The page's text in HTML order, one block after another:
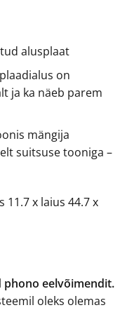
alusplaat
on
ja ka näeb parem
mängija
suitsuse tooniga –
11.7 x laius 44.7 x
phono eelvõimendit.
oleks olemas